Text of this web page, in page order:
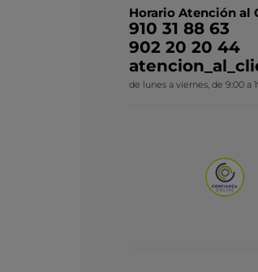
Horario Atención al
910 31 88 63
902 20 20 44
de lunes a viernes, de 9:00 a